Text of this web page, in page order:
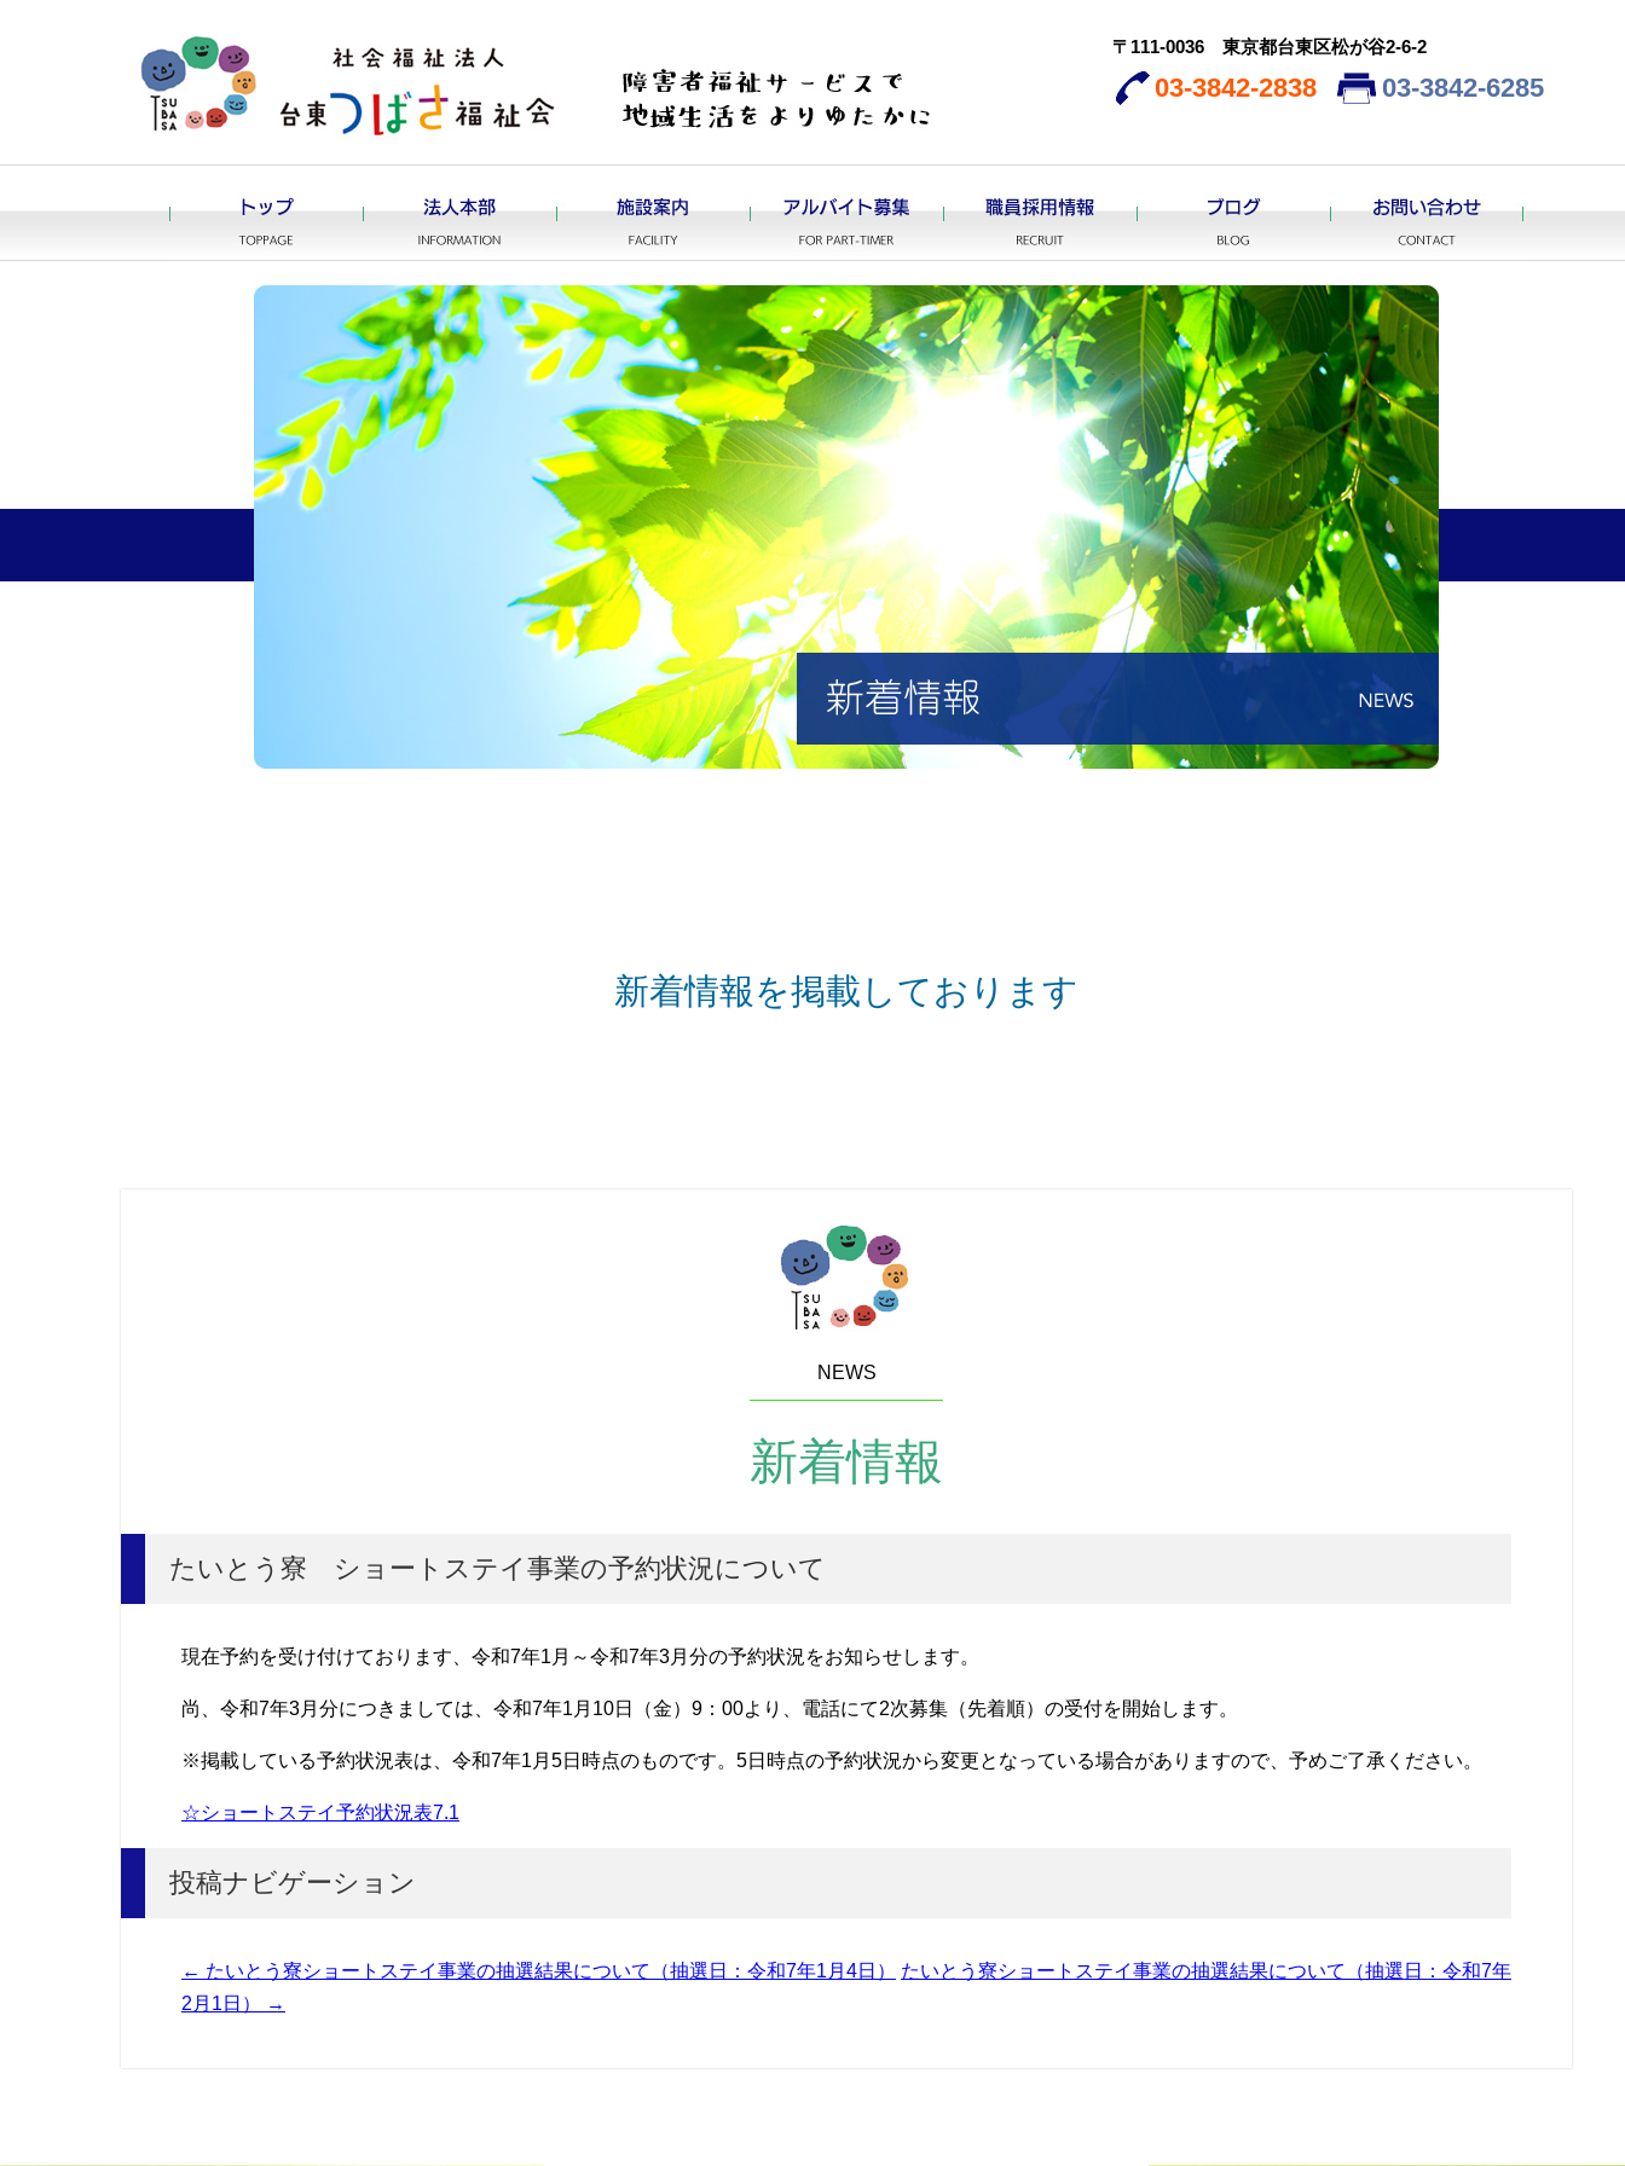
〒111-0036 東京都台東区松が谷2-6-2
03-3842-2838 03-3842-6285
新着情報を掲載しております
NEWS
新着情報
たいとう寮 ショートステイ事業の予約状況について
現在予約を受け付けております、令和7年1月～令和7年3月分の予約状況をお知らせします。
尚、令和7年3月分につきましては、令和7年1月10日（金）9：00より、電話にて2次募集（先着順）の受付を開始します。
※掲載している予約状況表は、令和7年1月5日時点のものです。5日時点の予約状況から変更となっている場合がありますので、予めご了承ください。
☆ショートステイ予約状況表7.1
投稿ナビゲーション
← たいとう寮ショートステイ事業の抽選結果について（抽選日：令和7年1月4日）
たいとう寮ショートステイ事業の抽選結果について（抽選日：令和7年
2月1日）
→